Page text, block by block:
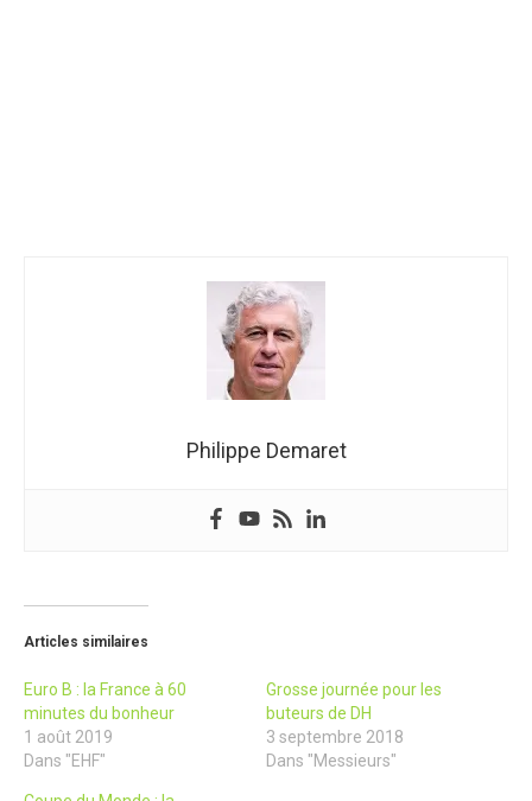
Philippe Demaret
Articles similaires
Euro B : la France à 60
minutes du bonheur
1 août 2019
Dans "EHF"
Grosse journée pour les
buteurs de DH
3 septembre 2018
Dans "Messieurs"